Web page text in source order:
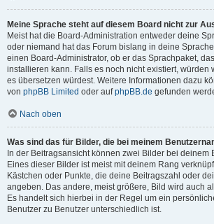
Meine Sprache steht auf diesem Board nicht zur
Meist hat die Board-Administration entweder deine
oder niemand hat das Forum bislang in deine
einen Board-Administrator, ob er das Sprachpaket,
installieren kann. Falls es noch nicht existiert, würden
es übersetzen würdest. Weitere Informationen dazu
von phpBB Limited oder aufphpBB.de gefunden
Nach oben
Was sind das für Bilder, die bei meinem
In der Beitragsansicht können zwei Bilder bei deinem
Eines dieser Bilder ist meist mit deinem Rang
Kästchen oder Punkte, die deine Beitragszahl oder
angeben. Das andere, meist größere, Bild wird auch
Es handelt sich hierbei in der Regel um ein
Benutzer zu Benutzer unterschiedlich ist.